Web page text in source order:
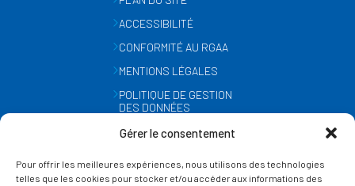
Gérer le consentement
Pour offrir les meilleures expériences, nous utilisons des technologies
telles que les cookies pour stocker et/ou accéder aux informations des
ACCESSIBILITÉ
CONFORMITÉ AU RGAA
MENTIONS LÉGALES
POLITIQUE DE GESTION
DES DONNÉES
GESTION DES COOKIES